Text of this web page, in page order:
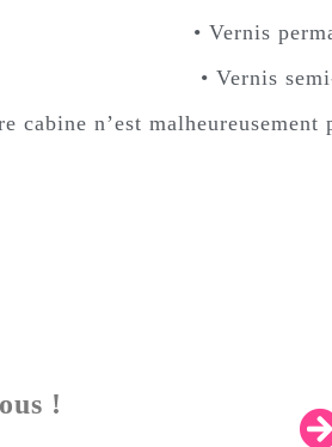
• Vernis
• Vernis
cabine n’est
!